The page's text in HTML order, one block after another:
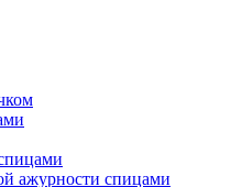
ажурности спицами